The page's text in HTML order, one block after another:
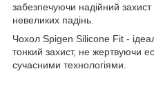
забезпечуючи надійний
невеликих падінь.
Чохол Spigen Silicone Fit -
тонкий захист, не жертвуючи
сучасними технологіями.